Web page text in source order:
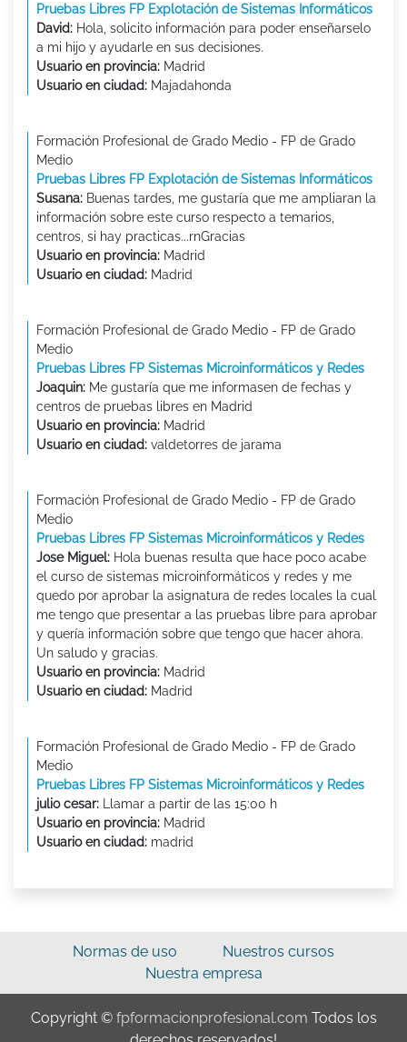
Pruebas Libres FP Explotación de Sistemas Informáticos
David: Hola, solicito información para poder enseñarselo
a mi hijo y ayudarle en sus decisiones.
Usuario en provincia: Madrid
Usuario en ciudad: Majadahonda
Formación Profesional de Grado Medio - FP de Grado
Medio
Pruebas Libres FP Explotación de Sistemas Informáticos
Susana: Buenas tardes, me gustaría que me ampliaran la
información sobre este curso respecto a temarios,
centros, si hay practicas...rnGracias
Usuario en provincia: Madrid
Usuario en ciudad: Madrid
Formación Profesional de Grado Medio - FP de Grado
Medio
Pruebas Libres FP Sistemas Microinformáticos y Redes
Joaquin: Me gustaría que me informasen de fechas y
centros de pruebas libres en Madrid
Usuario en provincia: Madrid
Usuario en ciudad: valdetorres de jarama
Formación Profesional de Grado Medio - FP de Grado
Medio
Pruebas Libres FP Sistemas Microinformáticos y Redes
Jose Miguel: Hola buenas resulta que hace poco acabe
el curso de sistemas microinformáticos y redes y me
quedo por aprobar la asignatura de redes locales la cual
me tengo que presentar a las pruebas libre para aprobar
y quería información sobre que tengo que hacer ahora.
Un saludo y gracias.
Usuario en provincia: Madrid
Usuario en ciudad: Madrid
Formación Profesional de Grado Medio - FP de Grado
Medio
Pruebas Libres FP Sistemas Microinformáticos y Redes
julio cesar: Llamar a partir de las 15:00 h
Usuario en provincia: Madrid
Usuario en ciudad: madrid
Normas de uso
Nuestros cursos
Nuestra empresa
Copyright © fpformacionprofesional.com Todos los